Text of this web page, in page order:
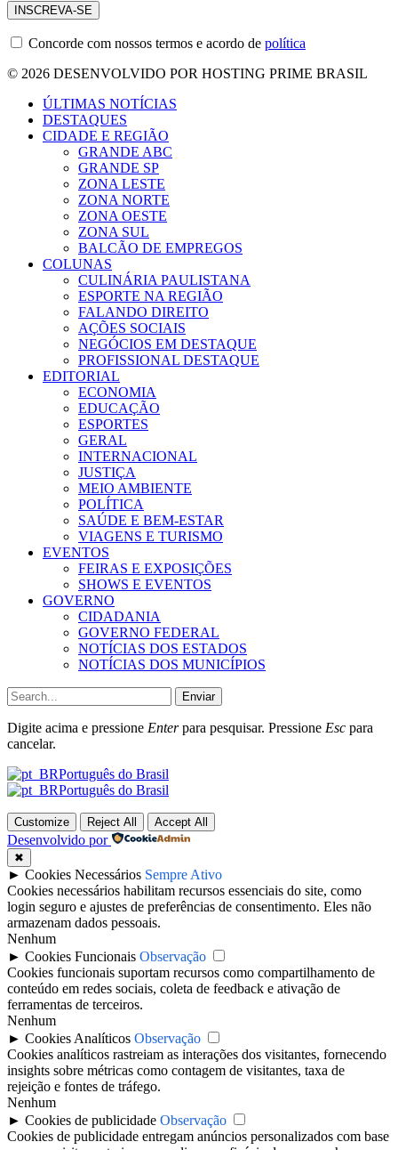
Concorde com nossos termos e acordo de política
© 2026 DESENVOLVIDO POR HOSTING PRIME BRASIL
ÚLTIMAS NOTÍCIAS
DESTAQUES
CIDADE E REGIÃO
GRANDE ABC
GRANDE SP
ZONA LESTE
ZONA NORTE
ZONA OESTE
ZONA SUL
BALCÃO DE EMPREGOS
COLUNAS
CULINÁRIA PAULISTANA
ESPORTE NA REGIÃO
FALANDO DIREITO
AÇÕES SOCIAIS
NEGÓCIOS EM DESTAQUE
PROFISSIONAL DESTAQUE
EDITORIAL
ECONOMIA
EDUCAÇÃO
ESPORTES
GERAL
INTERNACIONAL
JUSTIÇA
MEIO AMBIENTE
POLÍTICA
SAÚDE E BEM-ESTAR
VIAGENS E TURISMO
EVENTOS
FEIRAS E EXPOSIÇÕES
SHOWS E EVENTOS
GOVERNO
CIDADANIA
GOVERNO FEDERAL
NOTÍCIAS DOS ESTADOS
NOTÍCIAS DOS MUNICÍPIOS
Enviar
Digite acima e pressione Enterpara pesquisar. Pressione Esc para
cancelar.
Português do Brasil
Português do Brasil
Customize Reject All Accept All
Desenvolvido por
✖
► Cookies Necessários Sempre Ativo
Cookies necessários habilitam recursos essenciais do site, como
login seguro e ajustes de preferências de consentimento. Eles não
armazenam dados pessoais.
Nenhum
► Cookies Funcionais Observação
Cookies funcionais suportam recursos como compartilhamento de
conteúdo em redes sociais, coleta de feedback e ativação de
ferramentas de terceiros.
Nenhum
► Cookies Analíticos Observação
Cookies analíticos rastreiam as interações dos visitantes, fornecendo
insights sobre métricas como contagem de visitantes, taxa de
rejeição e fontes de tráfego.
Nenhum
► Cookies de publicidade Observação
Cookies de publicidade entregam anúncios personalizados com base